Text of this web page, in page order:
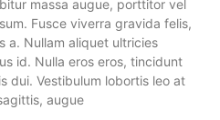
massa augue, porttitor vel
Fusce viverra gravida felis,
a. Nullam aliquet ultricies
id. Nulla eros eros, tincidunt
dui. Vestibulum lobortis leo at
augue